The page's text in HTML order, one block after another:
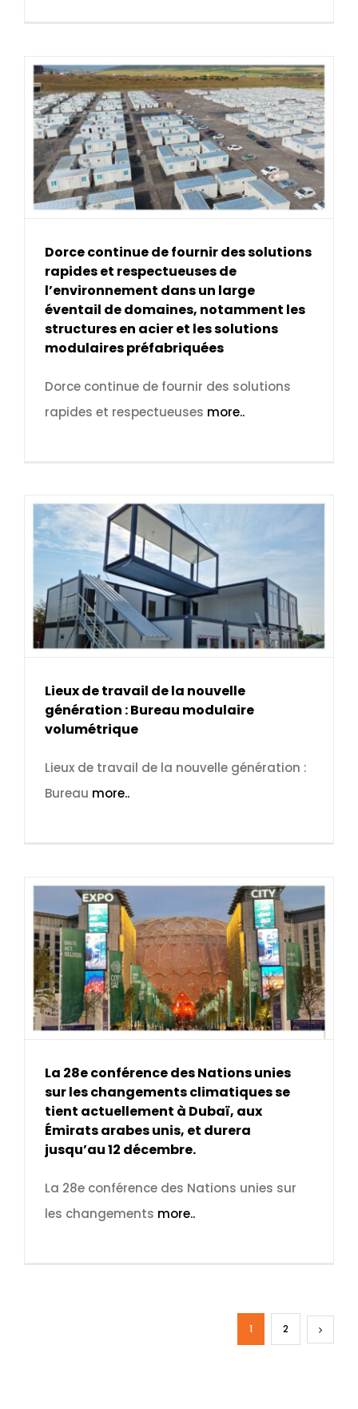
Dorce continue de fournir des solutions
rapides et respectueuses de
l’environnement dans un large
éventail de domaines, notamment les
structures en acier et les solutions
modulaires préfabriquées
Dorce continue de fournir des solutions
rapides et respectueuses more..
Lieux de travail de la nouvelle
génération : Bureau modulaire
volumétrique
Lieux de travail de la nouvelle génération :
Bureau more..
La 28e conférence des Nations unies
sur les changements climatiques se
tient actuellement à Dubaï, aux
Émirats arabes unis, et durera
jusqu’au 12 décembre.
La 28e conférence des Nations unies sur
les changements more..
1 2